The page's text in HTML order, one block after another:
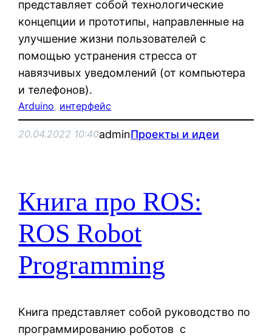
представляет собой технологические
концепции и прототипы, направленные на
улучшение жизни пользователей с
помощью устранения стресса от
навязчивых уведомлений (от компьютера
и телефонов).
Arduino, интерфейс
20.04.2022 10:40adminПроекты и идеи
Книга про ROS:
ROS Robot
Programming
Книга представляет собой руководство по
программированию роботов с